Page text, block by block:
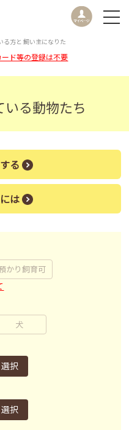
る方と 飼い主になりた
ド等の登録は不要
る動物たち
る
は
かり飼育可
犬
選択
選択